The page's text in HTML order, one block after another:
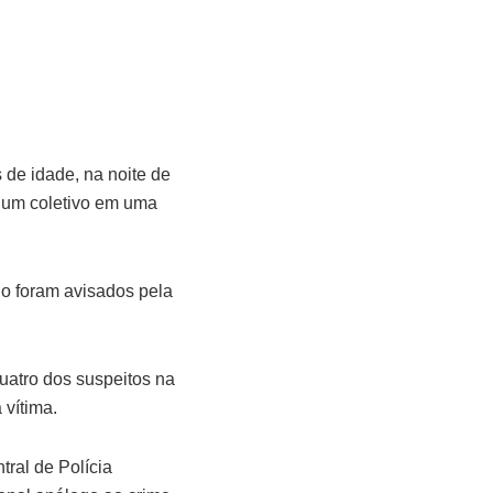
de idade, na noite de
coletivo em uma
foram avisados pela
dos suspeitos na
vítima.
de Polícia